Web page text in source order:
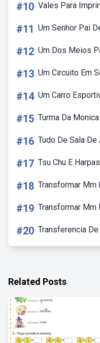
#10 Vales Para
#11 Um Senhor Pai
#12 Um Dos Meios
#13 Um Circuito Em
#14 Um Carro
#15 Turma Da
#16 Tudo De Sala De
#17 Tsu Chu E
#18 Transformar Mm
#19 Transformar Mm
#20 Transferencia
Related Posts